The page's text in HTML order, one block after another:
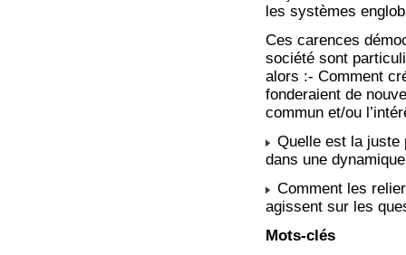
les systèmes
Ces carences
société sont
alors :- Comment
fonderaient de
commun et/ou
Quelle est la juste
dans une
Comment les
agissent sur les
Mots-clés